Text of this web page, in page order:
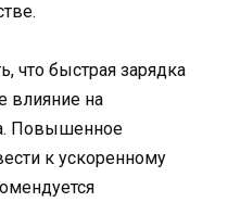
что быстрая зарядка
влияние на
Повышенное
к ускоренному